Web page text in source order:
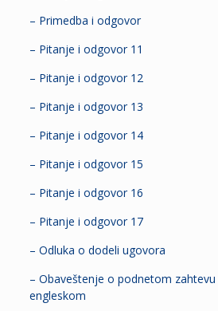
– Primedba i odgovor
– Pitanje i odgovor 11
– Pitanje i odgovor 12
– Pitanje i odgovor 13
– Pitanje i odgovor 14
– Pitanje i odgovor 15
– Pitanje i odgovor 16
– Pitanje i odgovor 17
– Odluka o dodeli ugovora
– Obaveštenje o podnetom
engleskom